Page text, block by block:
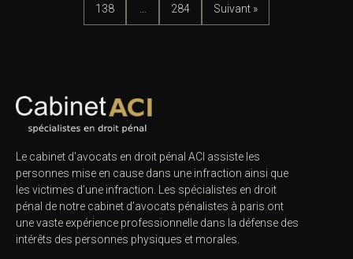
138 284 Suivant »
Le cabinet d’avocats en droit pénal ACI assiste les
personnes mise en cause dans une infraction ainsi que
les victimes d’une infraction. Les spécialistes en droit
pénal de notre cabinet d’avocats pénalistes à paris ont
une vaste expérience professionnelle dans la défense des
intérêts des personnes physiques et morales.